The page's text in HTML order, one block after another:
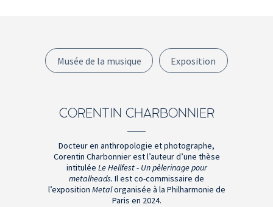
Musée de la musique Exposition
CORENTIN CHARBONNIER
Docteur en anthropologie et photographe,
Corentin Charbonnier est l’auteur d’une thèse
intitulée Le Hellfest - Un pèlerinage pour
metalheads. Il est co-commissaire de
l’exposition Metalorganisée à la Philharmonie de
Paris en 2024.